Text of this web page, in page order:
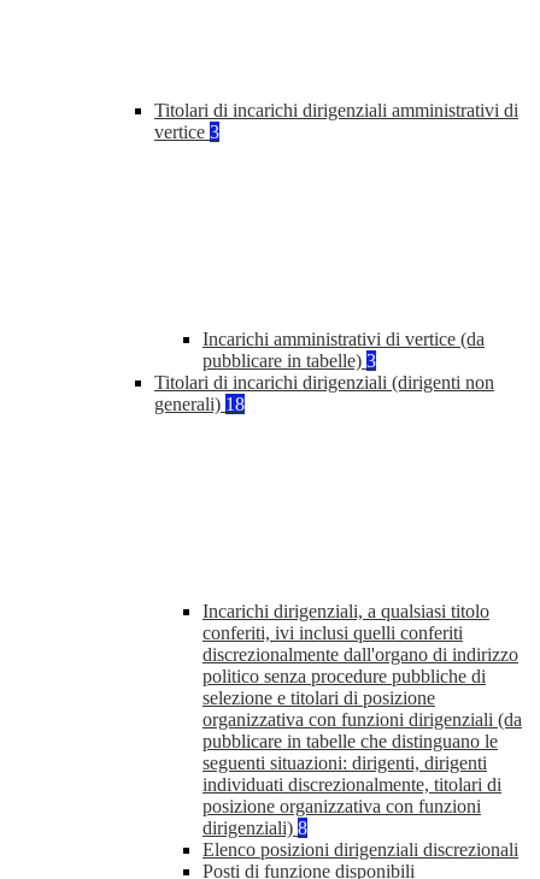
Titolari di incarichi dirigenziali amministrativi di
vertice 3
Incarichi amministrativi di vertice (da
pubblicare in tabelle) 3
Titolari di incarichi dirigenziali (dirigenti non
generali) 18
Incarichi dirigenziali, a qualsiasi titolo
conferiti, ivi inclusi quelli conferiti
discrezionalmente dall'organo di indirizzo
politico senza procedure pubbliche di
selezione e titolari di posizione
organizzativa con funzioni dirigenziali (da
pubblicare in tabelle che distinguano le
seguenti situazioni: dirigenti, dirigenti
individuati discrezionalmente, titolari di
posizione organizzativa con funzioni
dirigenziali) 8
Elenco posizioni dirigenziali discrezionali
Posti di funzione disponibili